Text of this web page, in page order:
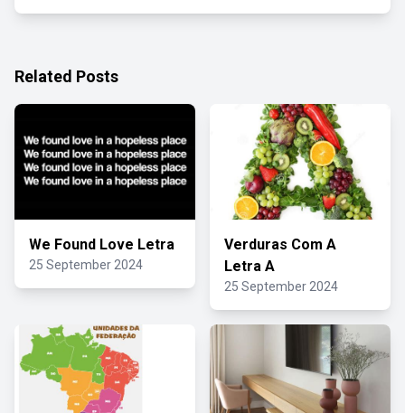
Related Posts
We Found Love Letra
25 September 2024
Verduras Com A
Letra A
25 September 2024